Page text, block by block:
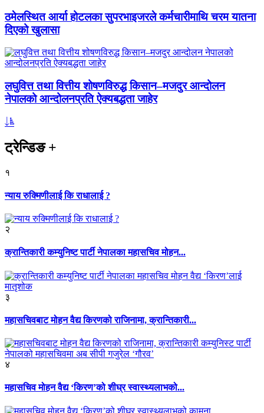
ठमेलस्थित आर्या होटलका सुपरभाइजरले कर्मचारीमाथि चरम यातना
दिएको खुलासा
लघुवित्त तथा वित्तीय शोषणविरुद्ध किसान–मजदुर आन्दोलन
नेपालको आन्दोलनप्रति ऐक्यबद्धता जाहेर
ट्रेन्डिङ+
१
न्याय रुक्मिणीलाई कि राधालाई ?
२
क्रान्तिकारी कम्युनिष्ट पार्टी नेपालका महासचिव मोहन...
३
महासचिवबाट मोहन वैद्य किरणको राजिनामा, क्रान्तिकारी...
४
महासचिव मोहन वैद्य ‘किरण’को शीघ्र स्वास्थ्यलाभको...